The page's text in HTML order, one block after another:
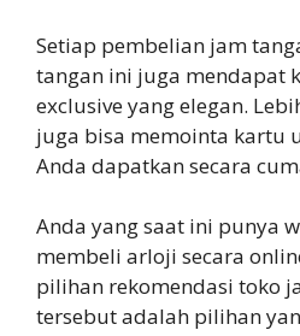
Setiap pembelian jam
tangan ini juga mendapat
exclusive yang elegan.
juga bisa memointa kartu
Anda dapatkan secara
Anda yang saat ini punya
membeli arloji secara
pilihan rekomendasi toko
tersebut adalah pilihan